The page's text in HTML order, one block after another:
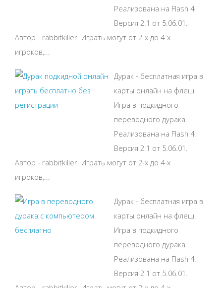
Реализована на Flash 4.
Версия 2.1 от 5.06.01.
Автор - rabbitkiller. Играть могут от 2-х до 4-х
игроков,...
Дурак - бесплатная игра в
карты онлайн на флеш.
Игра в подкидного
переводного дурака .
Реализована на Flash 4.
Версия 2.1 от 5.06.01.
Автор - rabbitkiller. Играть могут от 2-х до 4-х
игроков,...
Дурак - бесплатная игра в
карты онлайн на флеш.
Игра в подкидного
переводного дурака .
Реализована на Flash 4.
Версия 2.1 от 5.06.01.